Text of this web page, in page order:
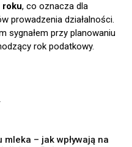
roku, co oznacza dla
prowadzenia działalności.
sygnałem przy planowaniu
rok podatkowy.
mleka – jak wpływają na